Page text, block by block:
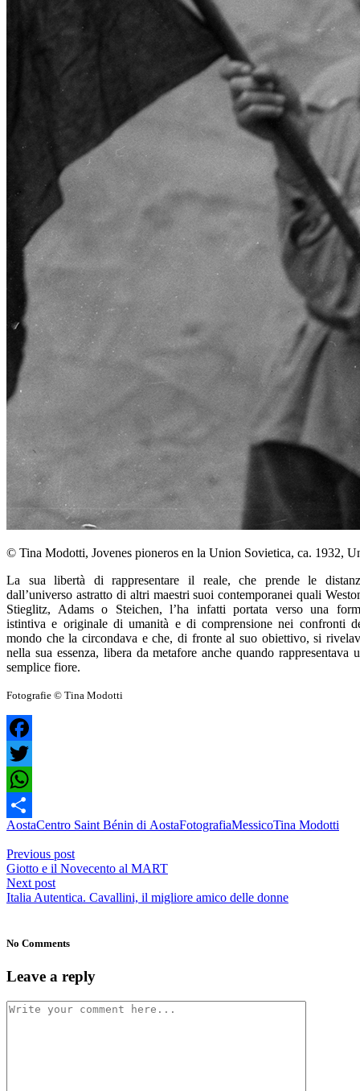
© Tina Modotti, Jovenes pioneros en la Union Sovietica, ca. 1932,
La sua libertà di rappresentare il reale, che prende le
dall’universo astratto di altri maestri suoi contemporanei quali
Stieglitz, Adams o Steichen, l’ha infatti portata verso una
istintiva e originale di umanità e di comprensione nei confronti
mondo che la circondava e che, di fronte al suo obiettivo, si
nella sua essenza, libera da metafore anche quando rappresentava
semplice fiore.
Fotografie © Tina Modotti
Facebook
Twitter
WhatsApp
Condividi
AostaCentro Saint Bénin di AostaFotografiaMessicoTina Modotti
Previous post
Giotto e il Novecento al MART
Next post
Italia Autentica. Cavallini, il migliore amico delle donne
No Comments
Leave a reply